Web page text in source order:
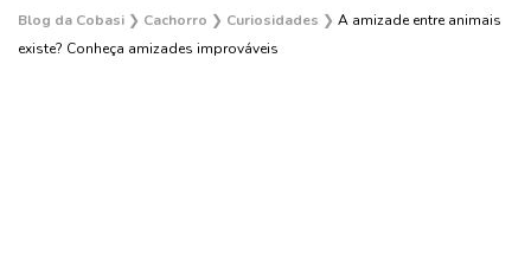
Blog da Cobasi ❯ Cachorro ❯ Curiosidades ❯ A amizade entre animais
existe? Conheça amizades improváveis